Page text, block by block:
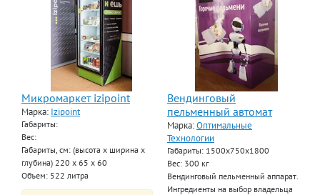
Микромаркет izipoint
Марка: Izipoint
Габариты:
Вес:
Габариты, см: (высота х ширина х
глубина) 220 х 65 х 60
Объем: 522 литра
Вендинговый
пельменный автомат
Марка:Оптимальные
Технологии
Габариты: 1500х750х1800
Вес: 300 кг
Вендинговый пельменный аппарат.
Ингредиенты на выбор владельца